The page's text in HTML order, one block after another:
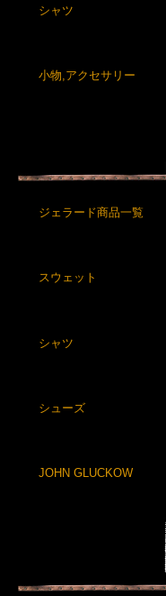
シャツ
小物,アクセサリー
ジェラード商品一覧
スウェット
シャツ
シューズ
JOHN GLUCKOW